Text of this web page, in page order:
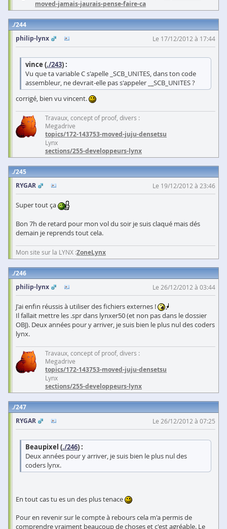
moved-jamais-jaurais-pense-faire-ca
244
philip-lynx
Le 17/12/2012 à 17:44
vince (./243) :
Vu que ta variable C s'apelle _SCB_UNITES, dans ton code
assembleur, ne devrait-elle pas s'appeler _
SCB_UNITES ?
corrigé, bien vu vincent.
Travaux, concept of proof, divers :
Megadrive
topics/172-143753-moved-juju-densetsu
Lynx
sections/255-developpeurs-lynx
245
RYGAR
Le 19/12/2012 à 23:46
Super tout ça
Bon 7h de retard pour mon vol du soir je suis claqué mais dés
demain je reprends tout cela.
Mon site sur la LYNX :ZoneLynx
246
philip-lynx
Le 26/12/2012 à 03:44
J'ai enfin réussis à utiliser des fichiers externes !
Il fallait mettre les .spr dans lynxer50 (et non pas dans le dossier
OBJ). Deux années pour y arriver, je suis bien le plus nul des coders
lynx.
Travaux, concept of proof, divers :
Megadrive
topics/172-143753-moved-juju-densetsu
Lynx
sections/255-developpeurs-lynx
247
RYGAR
Le 26/12/2012 à 07:25
Beaupixel (./246) :
Deux années pour y arriver, je suis bien le plus nul des
coders lynx.
En tout cas tu es un des plus tenace
Pour en revenir sur le compte à rebours cela m'a permis de
comprendre vraiment beaucoup de choses et c'est agréable. Le